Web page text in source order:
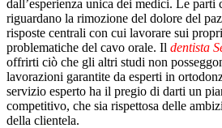
dall’esperienza unica dei medici. Le
riguardano la rimozione del dolore del
risposte centrali con cui lavorare sui
problematiche del cavo orale. Il dentista
offrirti ciò che gli altri studi non
lavorazioni garantite da esperti in
servizio esperto ha il pregio di darti un
competitivo, che sia rispettosa delle
della clientela.